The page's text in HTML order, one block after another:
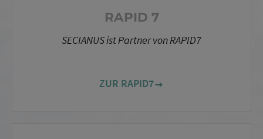
RAPID 7
SECIANUS ist Partner von RAPID7
ZUR RAPID7